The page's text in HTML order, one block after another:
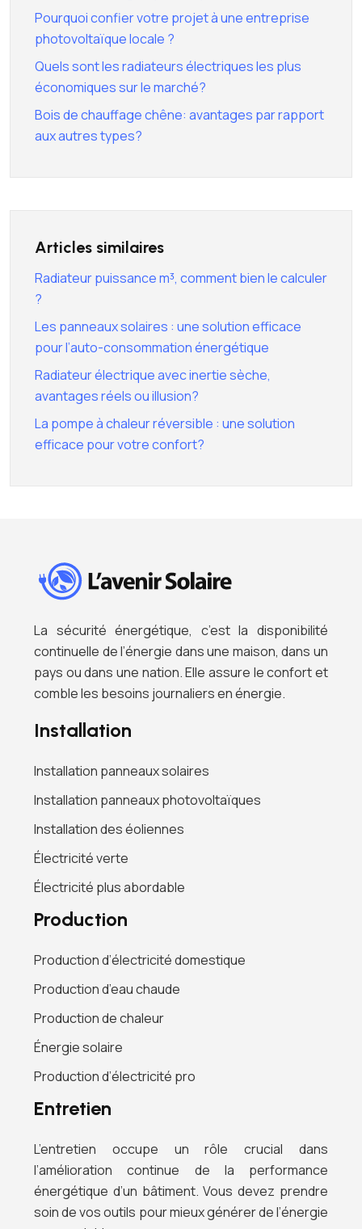
Pourquoi confier votre projet à une entreprise
photovoltaïque locale ?
Quels sont les radiateurs électriques les plus
économiques sur le marché?
Bois de chauffage chêne: avantages par rapport
aux autres types?
Articles similaires
Radiateur puissance m³, comment bien le calculer
?
Les panneaux solaires : une solution efficace
pour l’auto-consommation énergétique
Radiateur électrique avec inertie sèche,
avantages réels ou illusion?
La pompe à chaleur réversible : une solution
efficace pour votre confort?
La sécurité énergétique, c’est la disponibilité
continuelle de l’énergie dans une maison, dans un
pays ou dans une nation. Elle assure le confort et
comble les besoins journaliers en énergie.
Installation
Installation panneaux solaires
Installation panneaux photovoltaïques
Installation des éoliennes
Électricité verte
Électricité plus abordable
Production
Production d’électricité domestique
Production d’eau chaude
Production de chaleur
Énergie solaire
Production d’électricité pro
Entretien
L’entretien occupe un rôle crucial dans
l’amélioration continue de la performance
énergétique d’un bâtiment. Vous devez prendre
soin de vos outils pour mieux générer de l’énergie